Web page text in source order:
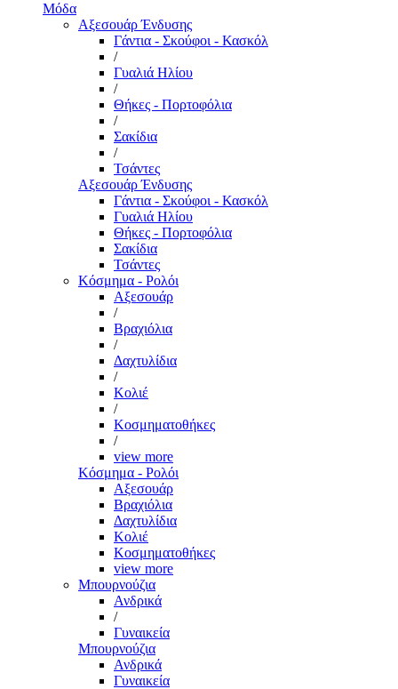
Μόδα
Αξεσουάρ Ένδυσης
Γάντια - Σκούφοι - Κασκόλ
/
Γυαλιά Ηλίου
/
Θήκες - Πορτοφόλια
/
Σακίδια
/
Τσάντες
Αξεσουάρ Ένδυσης
Γάντια - Σκούφοι - Κασκόλ
Γυαλιά Ηλίου
Θήκες - Πορτοφόλια
Σακίδια
Τσάντες
Κόσμημα - Ρολόι
Αξεσουάρ
/
Βραχιόλια
/
Δαχτυλίδια
/
Κολιέ
/
Κοσμηματοθήκες
/
view more
Κόσμημα - Ρολόι
Αξεσουάρ
Βραχιόλια
Δαχτυλίδια
Κολιέ
Κοσμηματοθήκες
view more
Μπουρνούζια
Ανδρικά
/
Γυναικεία
Μπουρνούζια
Ανδρικά
Γυναικεία